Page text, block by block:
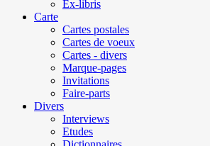
Ex-libris
Carte
Cartes postales
Cartes de voeux
Cartes - divers
Marque-pages
Invitations
Faire-parts
Divers
Interviews
Etudes